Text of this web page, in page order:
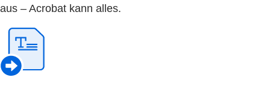
aus – Acrobat kann alles.